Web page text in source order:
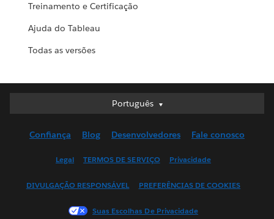
Treinamento e Certificação
Ajuda do Tableau
Todas as versões
Português
Português
English (UK)
Français (Canada)
Confiança Blog Desenvolvedores Fale conosco
Legal TERMOS DE SERVIÇO Privacidade
DIVULGAÇÃO RESPONSÁVEL PREFERÊNCIAS DE COOKIES
Suas Escolhas De Privacidade